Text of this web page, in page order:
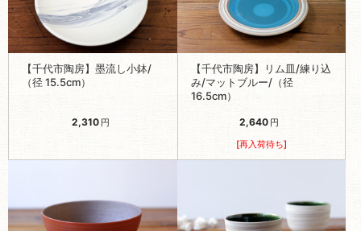
【千代市陶房】墨流し小鉢/
（径 15.5cm）
2,310 円
【千代市陶房】リム皿/練り込
み/マットブルー/（径
16.5cm）
2,640 円
[再入荷待ち]